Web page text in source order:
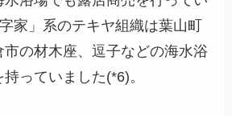
家」系のテキヤ組織は葉山町
の材木座、逗子などの海水浴
っていました(*6)。